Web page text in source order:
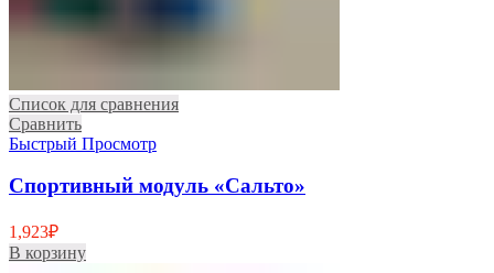
Список для сравнения
Сравнить
Быстрый Просмотр
Спортивный модуль «Сальто»
1,923₽
В корзину